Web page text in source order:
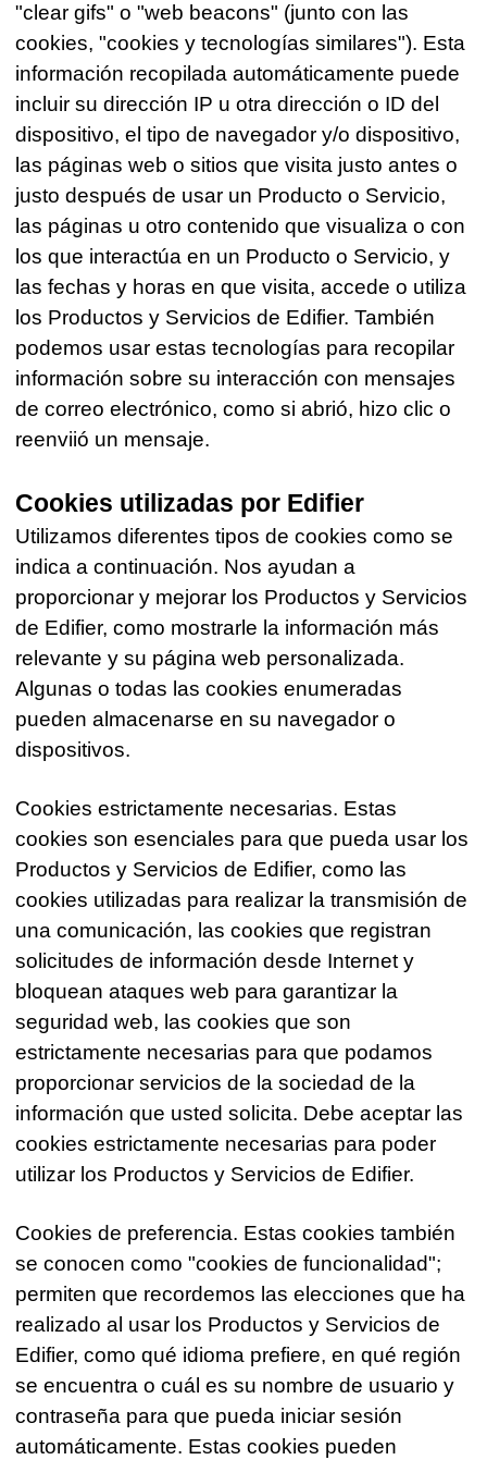
"clear gifs" o "web beacons" (junto con las
cookies, "cookies y tecnologías similares"). Esta
información recopilada automáticamente puede
incluir su dirección IP u otra dirección o ID del
dispositivo, el tipo de navegador y/o dispositivo,
las páginas web o sitios que visita justo antes o
justo después de usar un Producto o Servicio,
las páginas u otro contenido que visualiza o con
los que interactúa en un Producto o Servicio, y
las fechas y horas en que visita, accede o utiliza
los Productos y Servicios de Edifier. También
podemos usar estas tecnologías para recopilar
información sobre su interacción con mensajes
de correo electrónico, como si abrió, hizo clic o
reenviió un mensaje.
Cookies utilizadas por Edifier
Utilizamos diferentes tipos de cookies como se
indica a continuación. Nos ayudan a
proporcionar y mejorar los Productos y Servicios
de Edifier, como mostrarle la información más
relevante y su página web personalizada.
Algunas o todas las cookies enumeradas
pueden almacenarse en su navegador o
dispositivos.
Cookies estrictamente necesarias. Estas
cookies son esenciales para que pueda usar los
Productos y Servicios de Edifier, como las
cookies utilizadas para realizar la transmisión de
una comunicación, las cookies que registran
solicitudes de información desde Internet y
bloquean ataques web para garantizar la
seguridad web, las cookies que son
estrictamente necesarias para que podamos
proporcionar servicios de la sociedad de la
información que usted solicita. Debe aceptar las
cookies estrictamente necesarias para poder
utilizar los Productos y Servicios de Edifier.
Cookies de preferencia. Estas cookies también
se conocen como "cookies de funcionalidad";
permiten que recordemos las elecciones que ha
realizado al usar los Productos y Servicios de
Edifier, como qué idioma prefiere, en qué región
se encuentra o cuál es su nombre de usuario y
contraseña para que pueda iniciar sesión
automáticamente. Estas cookies pueden